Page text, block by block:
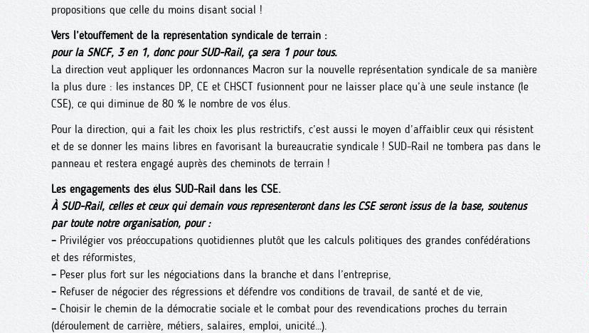
propositions que celle du moins disant social !
Vers l’étouffement de la représentation syndicale de terrain :
pour la SNCF, 3 en 1, donc pour SUD-Rail, ça sera 1 pour tous.
La direction veut appliquer les ordonnances Macron sur la nouvelle représentation syndicale de sa manière
la plus dure : les instances DP, CE et CHSCT fusionnent pour ne laisser place qu’à une seule instance (le
CSE), ce qui diminue de 80 % le nombre de vos élus.
Pour la direction, qui a fait les choix les plus restrictifs, c’est aussi le moyen d’affaiblir ceux qui résistent
et de se donner les mains libres en favorisant la bureaucratie syndicale ! SUD-Rail ne tombera pas dans le
panneau et restera engagé auprès des cheminots de terrain !
Les engagements des élus SUD-Rail dans les CSE.
À SUD-Rail, celles et ceux qui demain vous représenteront dans les CSE seront issus de la base, soutenus
par toute notre organisation, pour :
– Privilégier vos préoccupations quotidiennes plutôt que les calculs politiques des grandes confédérations
et des réformistes,
– Peser plus fort sur les négociations dans la branche et dans l’entreprise,
– Refuser de négocier des régressions et défendre vos conditions de travail, de santé et de vie,
– Choisir le chemin de la démocratie sociale et le combat pour des revendications proches du terrain
(déroulement de carrière, métiers, salaires, emploi, unicité…).